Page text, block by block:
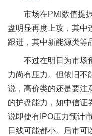
市场在PMI数值提
盘明显再度上攻，其中
跟进，其中新能源类等
不过在明日为市场
力尚有压力。但依旧不
说，高价类的还是要注
的护盘能力，如中信证
说即使有IPO压力预计
日线可能都小。后市